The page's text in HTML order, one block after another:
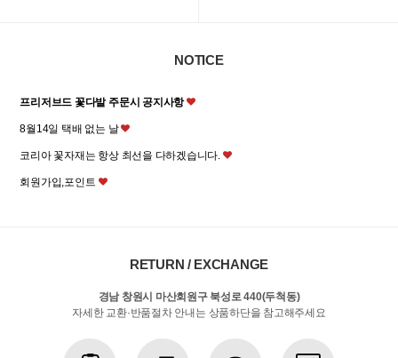
NOTICE
프리저브드 꽃다발 주문시 공지사항
8월14일 택배 없는 날
코리아 꽃자재는 항상 최선을 다하겠습니다.
회원가입,포인트
RETURN / EXCHANGE
경남 창원시 마산회원구 북성로 440(두척동)
자세한 교환·반품절차 안내는 상품하단을 참고해주세요